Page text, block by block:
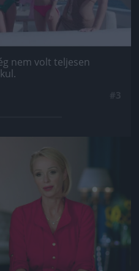
nem volt teljesen
kép!